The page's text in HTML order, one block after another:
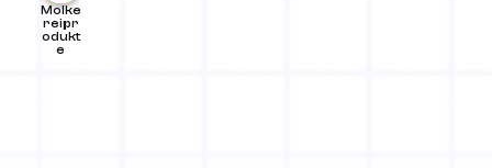
Molke
reipr
odukt
e